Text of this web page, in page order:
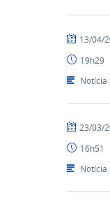
por
-
SEAD
publicado
13/04/
19h29
Notícia
por
-
SEAD
publicado
23/03/
16h51
Notícia